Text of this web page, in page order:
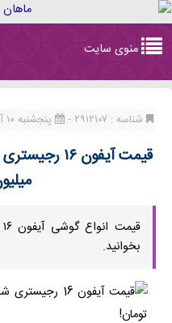
navigation
منوی سایت
شناسه : ۲۹۱۲۱۰۷ - پنجشنبه ۱۰ آبان ۱۴۰۳ ساعت ۰۹:۳۴
بخوانید.